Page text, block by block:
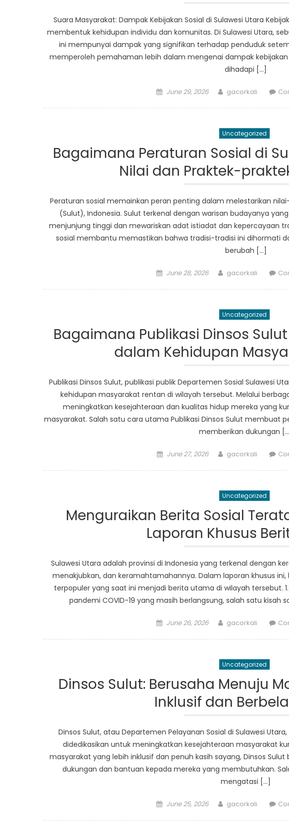
Suara Masyarakat: Dampak Kebijakan Sosial di Sulawesi Utara
membentuk kehidupan individu dan komunitas. Di Sulawesi Utara,
ini mempunyai dampak yang signifikan terhadap penduduk
memperoleh pemahaman lebih dalam mengenai dampak
dihadapi […]
Posted
June 29, 2026 Author
gacorkali
Uncategorized
Bagaimana Peraturan Sosial di
Nilai dan Praktek-
Peraturan sosial memainkan peran penting dalam melestarikan
(Sulut), Indonesia. Sulut terkenal dengan warisan budayanya
menjunjung tinggi dan mewariskan adat istiadat dan kepercayaan
sosial membantu memastikan bahwa tradisi-tradisi ini dihormati
berubah […]
Posted
June 28, 2026 Author
gacorkali
Uncategorized
Bagaimana Publikasi Dinsos
dalam Kehidupan
Publikasi Dinsos Sulut, publikasi publik Departemen Sosial Sulawesi
kehidupan masyarakat rentan di wilayah tersebut. Melalui
meningkatkan kesejahteraan dan kualitas hidup mereka yang
masyarakat. Salah satu cara utama Publikasi Dinsos Sulut membuat
memberikan dukungan […]
Posted
June 27, 2026 Author
gacorkali
Uncategorized
Menguraikan Berita Sosial
Laporan Khusus
Sulawesi Utara adalah provinsi di Indonesia yang terkenal dengan
menakjubkan, dan keramahtamahannya. Dalam laporan khusus
terpopuler yang saat ini menjadi berita utama di wilayah tersebut.
pandemi COVID-19 yang masih berlangsung, salah satu kisah
Posted
June 26, 2026 Author
gacorkali
Uncategorized
Dinsos Sulut: Berusaha Menuju
Inklusif dan
Dinsos Sulut, atau Departemen Pelayanan Sosial di Sulawesi
didedikasikan untuk meningkatkan kesejahteraan masyarakat
masyarakat yang lebih inklusif dan penuh kasih sayang, Dinsos
dukungan dan bantuan kepada mereka yang membutuhkan.
mengatasi […]
Posted
June 25, 2026 Author
gacorkali